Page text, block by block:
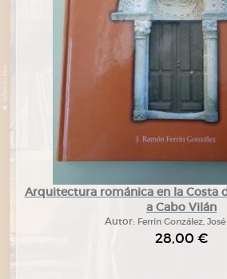
Arquitectura románica en la Costa
a Cabo Vilán
Autor: Ferrín González,
28,00 €